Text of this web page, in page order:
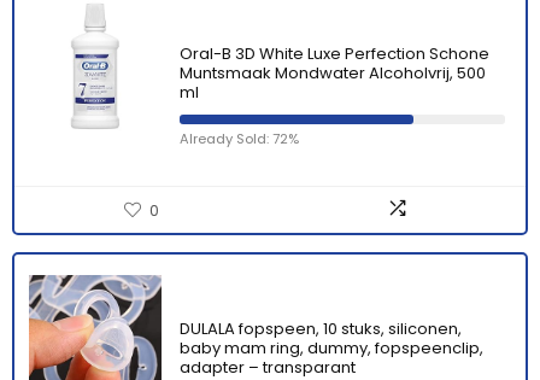
Oral-B 3D White Luxe Perfection Schone
Muntsmaak Mondwater Alcoholvrij, 500
ml
Already Sold: 72%
0
DULALA fopspeen, 10 stuks, siliconen,
baby mam ring, dummy, fopspeenclip,
adapter – transparant